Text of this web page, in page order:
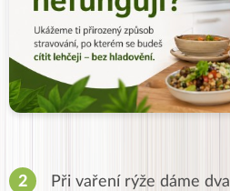
Při vaření rýže dáme